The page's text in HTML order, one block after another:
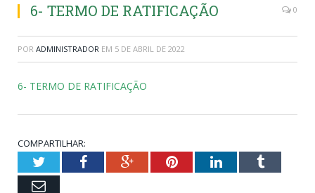
6- TERMO DE RATIFICAÇÃO 0
POR ADMINISTRADOR EM 5 DE ABRIL DE 2022
6- TERMO DE RATIFICAÇÃO
COMPARTILHAR:
TwitterFacebookGoogle+PinterestLinkedInTumblr
Email